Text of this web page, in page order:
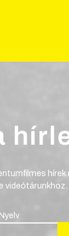
hírek
videótárunkhoz.
Nyelv